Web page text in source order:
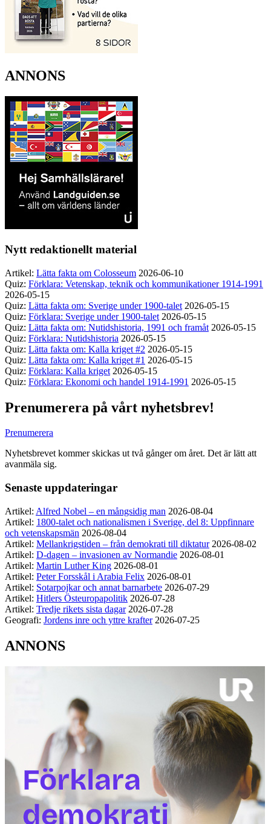
ANNONS
Nytt redaktionellt material
Artikel: Lätta fakta om Colosseum 2026-06-10
Quiz: Förklara: Vetenskap, teknik och kommunikationer 1914-1991
2026-05-15
Quiz: Lätta fakta om: Sverige under 1900-talet 2026-05-15
Quiz: Förklara: Sverige under 1900-talet 2026-05-15
Quiz: Lätta fakta om: Nutidshistoria, 1991 och framåt 2026-05-15
Quiz: Förklara: Nutidshistoria 2026-05-15
Quiz: Lätta fakta om: Kalla kriget #2 2026-05-15
Quiz: Lätta fakta om: Kalla kriget #1 2026-05-15
Quiz: Förklara: Kalla kriget 2026-05-15
Quiz: Förklara: Ekonomi och handel 1914-1991 2026-05-15
Prenumerera på vårt nyhetsbrev!
Prenumerera
Nyhetsbrevet kommer skickas ut två gånger om året. Det är lätt att
avanmäla sig.
Senaste uppdateringar
Artikel: Alfred Nobel – en mångsidig man 2026-08-04
Artikel: 1800-talet och nationalismen i Sverige, del 8: Uppfinnare
och vetenskapsmän 2026-08-04
Artikel: Mellankrigstiden – från demokrati till diktatur 2026-08-02
Artikel: D-dagen – invasionen av Normandie 2026-08-01
Artikel: Martin Luther King 2026-08-01
Artikel: Peter Forsskål i Arabia Felix 2026-08-01
Artikel: Sotarpojkar och annat barnarbete 2026-07-29
Artikel: Hitlers Östeuropapolitik 2026-07-28
Artikel: Tredje rikets sista dagar 2026-07-28
Geografi: Jordens inre och yttre krafter 2026-07-25
ANNONS